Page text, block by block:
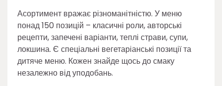
Асортимент вражає різноманітністю. У меню
понад 150 позицій – класичні роли, авторські
рецепти, запечені варіанти, теплі страви, супи,
локшина. Є спеціальні вегетаріанські позиції та
дитяче меню. Кожен знайде щось до смаку
незалежно від уподобань.